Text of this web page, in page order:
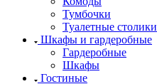
Тумбочки
Туалетные столики
Шкафы и гардеробные
Гардеробные
Шкафы
Гостиные